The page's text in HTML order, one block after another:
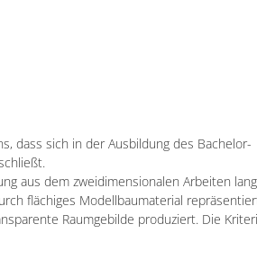
dass sich in der Ausbildung des Bachelor-
aus dem zweidimensionalen Arbeiten
flächiges Modellbaumaterial
Raumgebilde produziert. Die